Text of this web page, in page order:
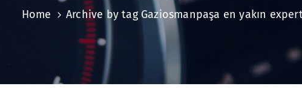
Home Archive by tag Gaziosmanpaşa en yakın